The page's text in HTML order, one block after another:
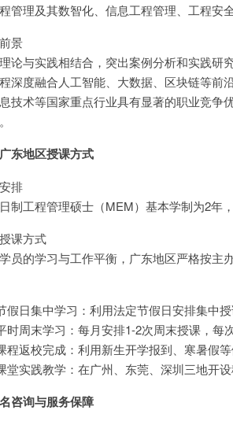
管理及其数智化、信息工程管理、工程安
景
论与实践相结合，突出案例分析和实践研
深度融合人工智能、大数据、区块链等
技术等国家重点行业具有显著的职业竞争
东地区授课方式
排
制工程管理硕士（MEM）基本学制为2年
课方式
员的学习与工作平衡，广东地区严格按
假日集中学习：利用法定节假日安排集中
时周末学习：每月安排1-2次周末授课，每
程返校完成：利用新生开学报到、寒暑假
堂实践教学：在广州、东莞、深圳三地开
咨询与服务保障